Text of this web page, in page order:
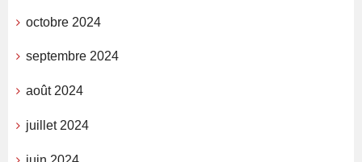
octobre 2024
septembre 2024
août 2024
juillet 2024